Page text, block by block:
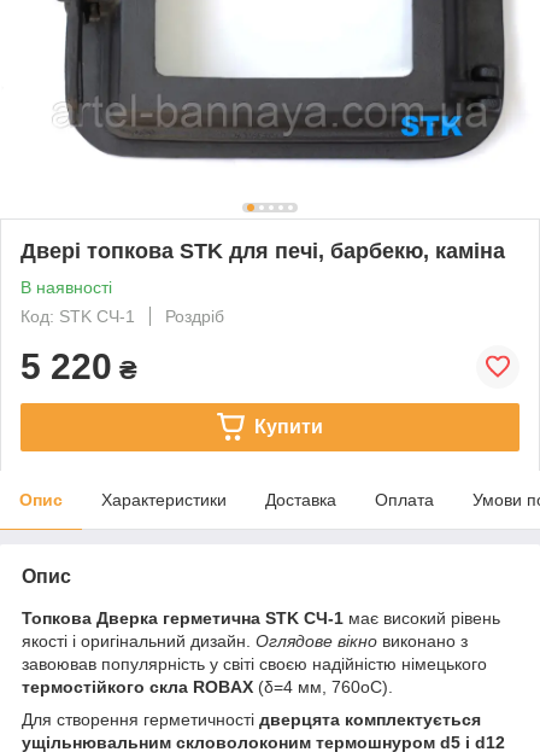
Двері топкова STK для печі, барбекю, каміна
В наявності
Код: STK СЧ-1
Роздріб
5 220 ₴
Купити
Опис Характеристики Доставка Оплата Умови
Опис
Топкова Дверка герметична STK СЧ-1 має високий рівень
якості і оригінальний дизайн. Оглядове вікно виконано з
завоював популярність у світі своєю надійністю німецького
термостійкого скла ROBAX (δ=4 мм, 760оС).
Для створення герметичності дверцята комплектується
ущільнювальним скловолоконим термошнуром d5 і d12